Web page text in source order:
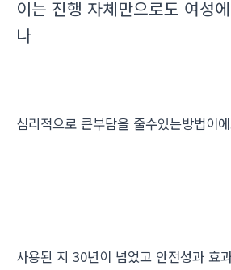
이는 진행 자체만으로도 여성
나
심리적으로 큰부담을 줄수있는방법이
사용된 지 30년이 넘었고 안전성과 효